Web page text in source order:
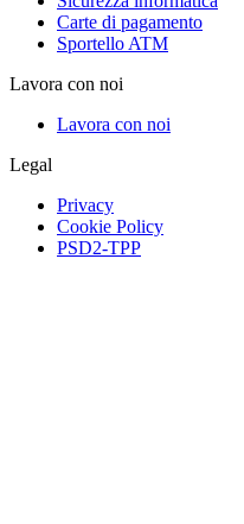
Carte di pagamento
Sportello ATM
Lavora con noi
Lavora con noi
Legal
Privacy
Cookie Policy
PSD2-TPP